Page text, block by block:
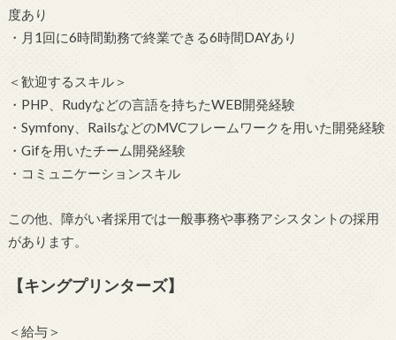
度あり
・月1回に6時間勤務で終業できる6時間DAYあり
＜歓迎するスキル＞
・PHP、Rudyなどの言語を持ちたWEB開発経験
・Symfony、RailsなどのMVCフレームワークを用いた開発経験
・Gifを用いたチーム開発経験
・コミュニケーションスキル
この他、障がい者採用では一般事務や事務アシスタントの採用
があります。
【キングプリンターズ】
＜給与＞